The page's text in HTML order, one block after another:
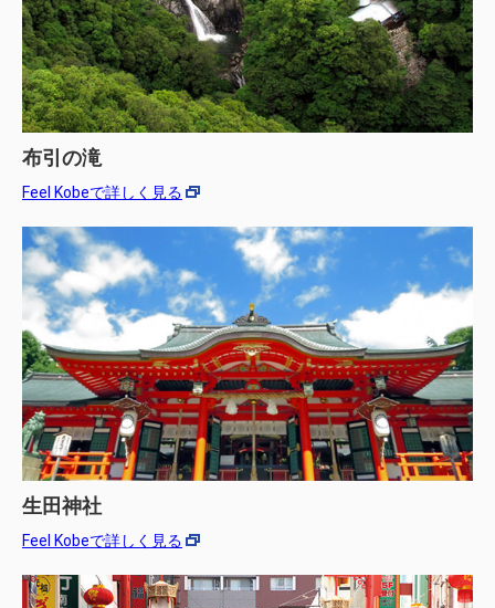
布引の滝
Feel Kobeで詳しく見る
生田神社
Feel Kobeで詳しく見る